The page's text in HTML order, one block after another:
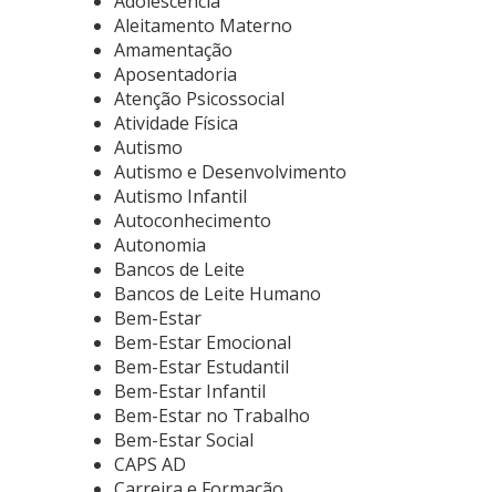
Aleitamento Materno
Amamentação
Aposentadoria
Atenção Psicossocial
Atividade Física
Autismo
Autismo e Desenvolvimento
Autismo Infantil
Autoconhecimento
Autonomia
Bancos de Leite
Bancos de Leite Humano
Bem-Estar
Bem-Estar Emocional
Bem-Estar Estudantil
Bem-Estar Infantil
Bem-Estar no Trabalho
Bem-Estar Social
CAPS AD